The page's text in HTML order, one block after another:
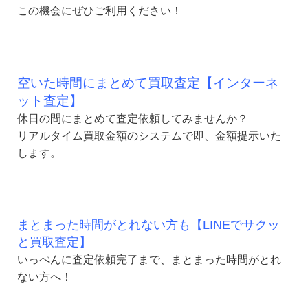
この機会にぜひご利用ください！
空いた時間にまとめて買取査定【インターネ
ット査定】
休日の間にまとめて査定依頼してみませんか？
リアルタイム買取金額のシステムで即、金額提示いた
します。
まとまった時間がとれない方も【LINEでサクッ
と買取査定】
いっぺんに査定依頼完了まで、まとまった時間がとれ
ない方へ！